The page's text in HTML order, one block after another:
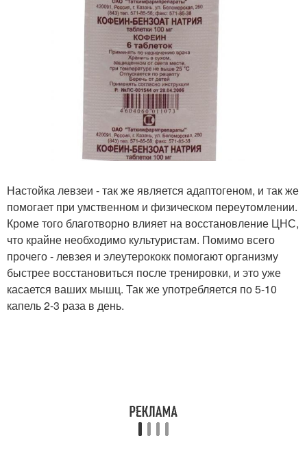
Настойка левзеи - так же является адаптогеном, и так же
помогает при умственном и физическом переутомлении.
Кроме того благотворно влияет на восстановление ЦНС,
что крайне необходимо культуристам. Помимо всего
прочего - левзея и элеутерококк помогают организму
быстрее восстановиться после тренировки, и это уже
касается ваших мышц. Так же употребляется по 5-10
капель 2-3 раза в день.